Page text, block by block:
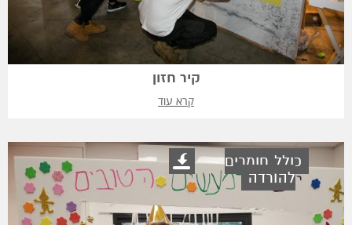
קיר חזון
קרא עוד
כולל חומרים
להורדה